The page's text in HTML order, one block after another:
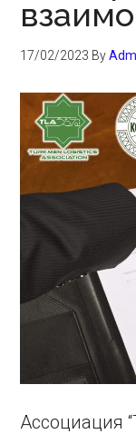
17/02/2023 By
Ассоциация